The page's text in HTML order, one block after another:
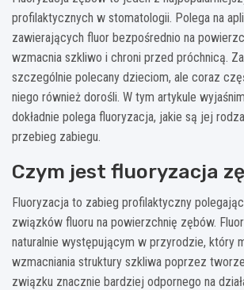
profilaktycznych w stomatologii. Polega na
zawierających fluor bezpośrednio na
wzmacnia szkliwo i chroni przed próchnicą.
szczególnie polecany dzieciom, ale coraz
niego również dorośli. W tym artykule
dokładnie polega fluoryzacja, jakie są jej
przebieg zabiegu.
Czym jest fluoryzacja
Fluoryzacja to zabieg profilaktyczny
związków fluoru na powierzchnię zębów.
naturalnie występującym w przyrodzie, który
wzmacniania struktury szkliwa poprzez
związku znacznie bardziej odpornego na